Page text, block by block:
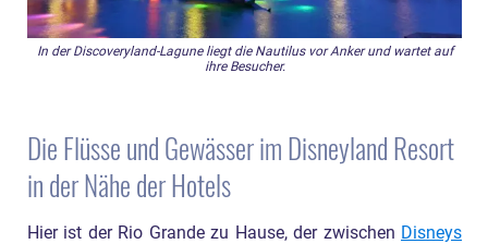
In der Discoveryland-Lagune liegt die Nautilus vor Anker und wartet auf
ihre Besucher.
Die Flüsse und Gewässer im Disneyland Resort
in der Nähe der Hotels
Hier ist der Rio Grande zu Hause, der zwischen Disneys